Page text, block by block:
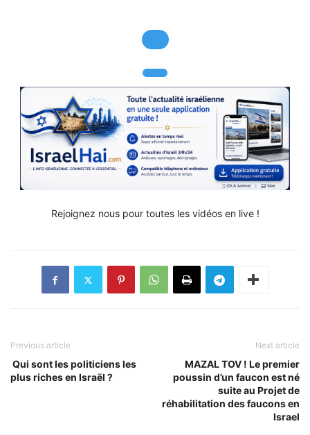
Rejoignez nous pour toutes les vidéos en live !
Previous article
Qui sont les politiciens les
plus riches en Israël ?
Next article
MAZAL TOV ! Le premier
poussin d’un faucon est né
suite au Projet de
réhabilitation des faucons en
Israel